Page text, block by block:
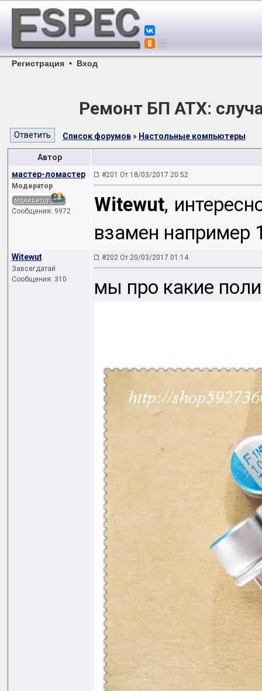
Регистрация • Вход
Ремонт БП АТХ:
Список форумов» Настольные компьютеры
Автор
мастер-ломастер
Модератор
Сообщения: 9972
#201 От 18/03/2017 20:52
Witewut,
взамен например
Witewut
Завсегдатай
Сообщения: 310
#202 От 20/03/2017 01:14
мы про какие